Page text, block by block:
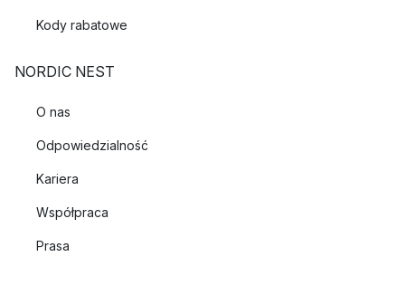
Kody rabatowe
NORDIC NEST
O nas
Odpowiedzialność
Kariera
Współpraca
Prasa